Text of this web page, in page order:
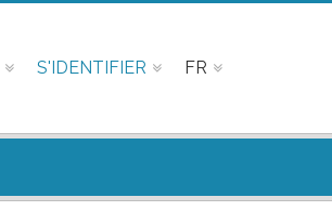
S'IDENTIFIER FR